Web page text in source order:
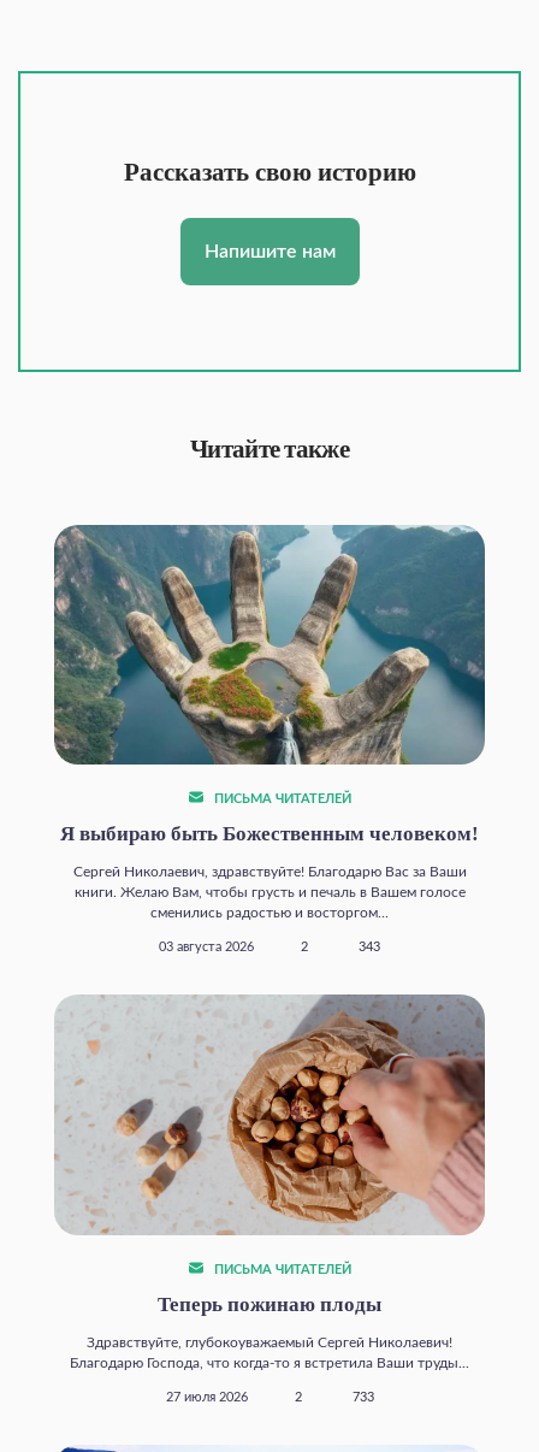
Рассказать свою историю
Напишите нам
Читайте также
ПИСЬМА ЧИТАТЕЛЕЙ
Я выбираю быть Божественным человеком!
Сергей Николаевич, здравствуйте! Благодарю Вас за Ваши
книги. Желаю Вам, чтобы грусть и печаль в Вашем голосе
сменились радостью и восторгом...
03 августа 2026 2 343
ПИСЬМА ЧИТАТЕЛЕЙ
Теперь пожинаю плоды
Здравствуйте, глубокоуважаемый Сергей Николаевич!
Благодарю Господа, что когда‑то я встретила Ваши труды...
27 июля 2026 2 733